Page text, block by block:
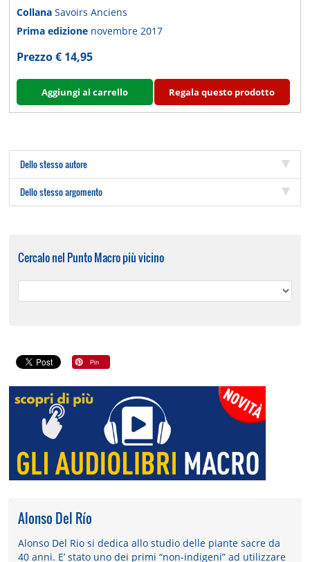
CollanaSavoirs Anciens
Prima edizione novembre 2017
Prezzo € 14,95
Aggiungi al carrello Regala questo prodotto
Dello stesso autore
Dello stesso argomento
Cercalo nel Punto Macro più vicino
Alonso Del Río
Alonso Del Rio si dedica allo studio delle piante sacre da
40 anni. E’ stato uno dei primi “non-indigeni” ad utilizzare